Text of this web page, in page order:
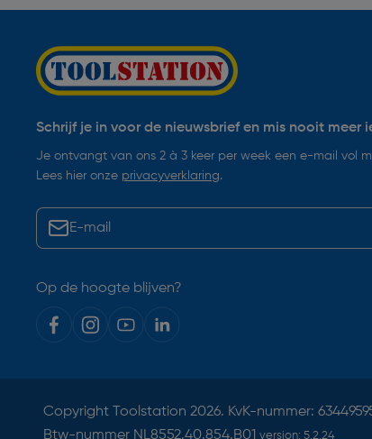
Schrijf je in voor de nieuwsbrief en mis nooit meer
Je ontvangt van ons 2 à 3 keer per week een e-mail vol
Lees hier onze privacyverklaring.
Op de hoogte blijven?
Copyright Toolstation 2026. KvK-nummer:
Btw-nummer NL8552.40.854.B01 version: 5.2.24